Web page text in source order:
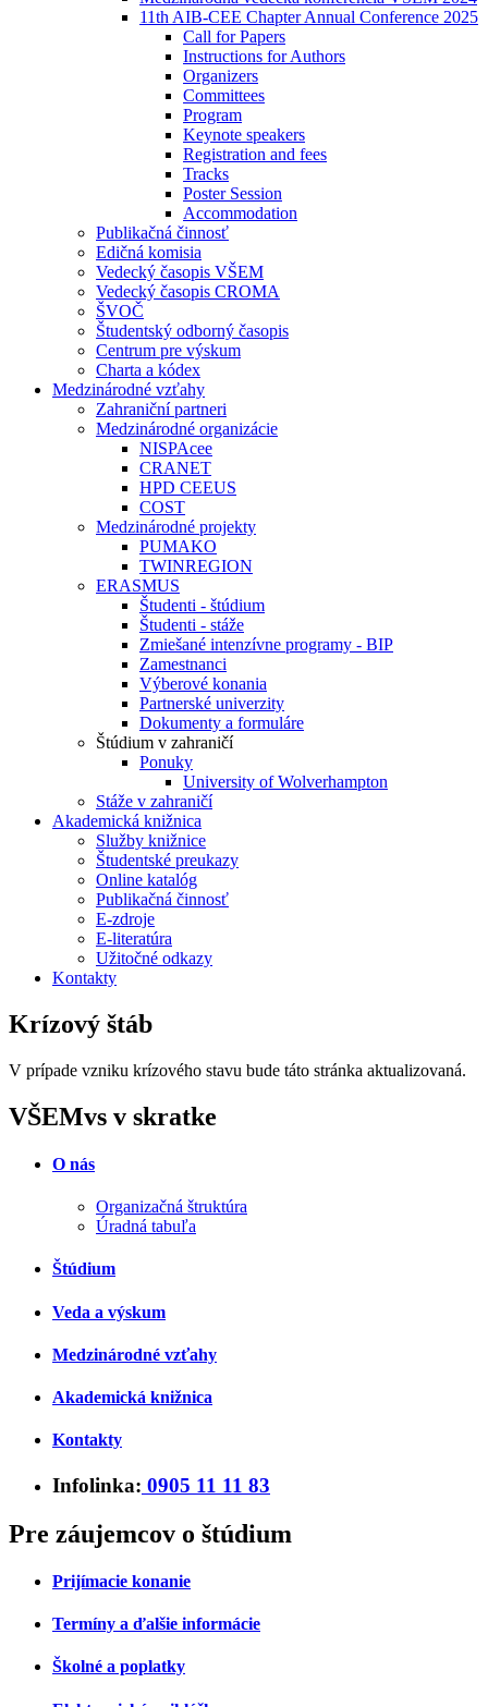
11th AIB-CEE Chapter Annual Conference 2025
Call for Papers
Instructions for Authors
Organizers
Committees
Program
Keynote speakers
Registration and fees
Tracks
Poster Session
Accommodation
Publikačná činnosť
Edičná komisia
Vedecký časopis VŠEM
Vedecký časopis CROMA
ŠVOČ
Študentský odborný časopis
Centrum pre výskum
Charta a kódex
Medzinárodné vzťahy
Zahraniční partneri
Medzinárodné organizácie
NISPAcee
CRANET
HPD CEEUS
COST
Medzinárodné projekty
PUMAKO
TWINREGION
ERASMUS
Študenti - štúdium
Študenti - stáže
Zmiešané intenzívne programy - BIP
Zamestnanci
Výberové konania
Partnerské univerzity
Dokumenty a formuláre
Štúdium v zahraničí
Ponuky
University of Wolverhampton
Stáže v zahraničí
Akademická knižnica
Služby knižnice
Študentské preukazy
Online katalóg
Publikačná činnosť
E-zdroje
E-literatúra
Užitočné odkazy
Kontakty
Krízový štáb
V prípade vzniku krízového stavu bude táto stránka aktualizovaná.
VŠEMvs v skratke
O nás
Organizačná štruktúra
Úradná tabuľa
Štúdium
Veda a výskum
Medzinárodné vzťahy
Akademická knižnica
Kontakty
Infolinka: 0905 11 11 83
Pre záujemcov o štúdium
Prijímacie konanie
Termíny a ďalšie informácie
Školné a poplatky